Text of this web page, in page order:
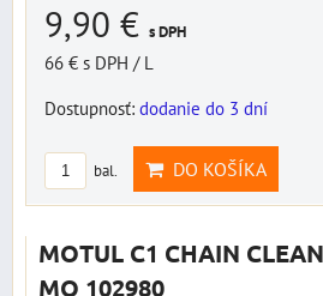
9,90 € s DPH
66 € s DPH / L
Dostupnosť: dodanie do 3 dní
bal. DO KOŠÍKA
MOTUL C1 CHAIN
MO 102980